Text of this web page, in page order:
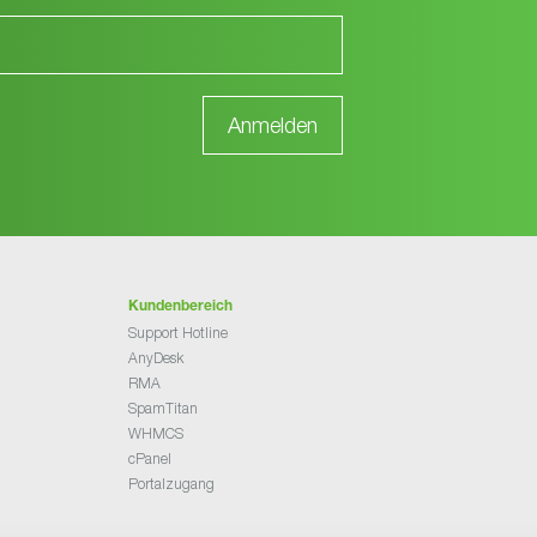
Kundenbereich
Support Hotline
AnyDesk
RMA
SpamTitan
WHMCS
cPanel
Portalzugang